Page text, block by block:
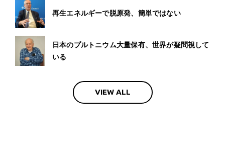
再生エネルギーで脱原発、簡単ではない
日本のプルトニウム大量保有、世界が疑問視して
いる
VIEW ALL